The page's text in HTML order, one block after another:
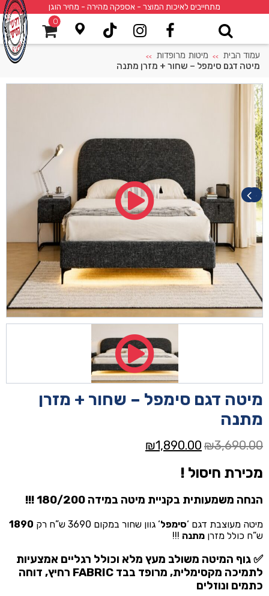
מתחייבים לאיכות המוצר - אספקה מהירה - מחיר הוגן
0
עמוד הבית >> מיטות מרופדות >>
מיטה דגם סימפל – שחור + מזרן מתנה
מיטה דגם סימפל – שחור + מזרן
מתנה
₪3,690.00
המחיר
היה:
₪1,890.00
מכירת חיסול !
הנחה משמעותית בקניית מיטה במידה 180/200 !!!
מיטה מעוצבת דגם ‘סימפל‘ גוון שחור במקום 3690 ש”ח רק
1890
ש”ח כולל מזרן מתנה !!!
✅ גוף המיטה משולב מעץ מלא וכולל רגליים אמצעיות
לתמיכה מקסימלית, מרופד בבד FABRIC רחיץ, דוחה
כתמים ונוזלים